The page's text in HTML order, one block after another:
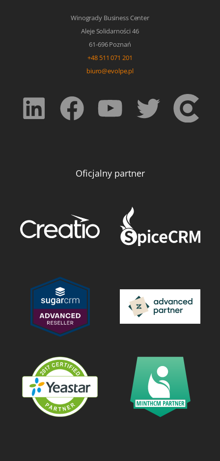
Winogrady Business Center
Aleje Solidarności 46
61-696 Poznań
+48 511 071 201
biuro@evolpe.pl
Oficjalny partner